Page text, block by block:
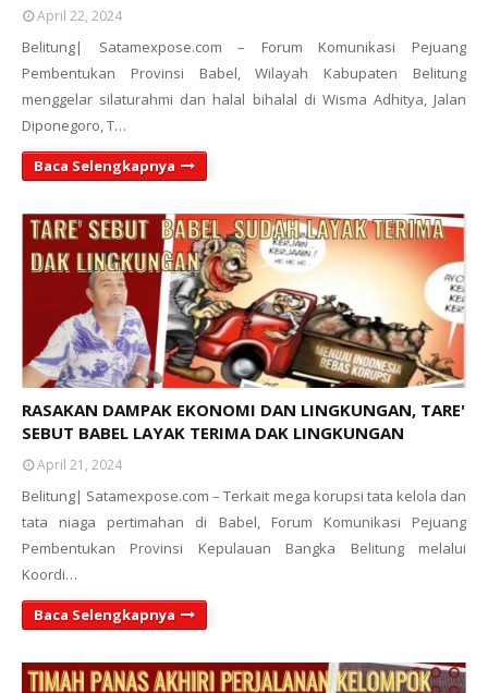
April 22, 2024
Belitung| Satamexpose.com – Forum Komunikasi Pejuang
Pembentukan Provinsi Babel, Wilayah Kabupaten Belitung
menggelar silaturahmi dan halal bihalal di Wisma Adhitya, Jalan
Diponegoro, T…
Baca Selengkapnya
RASAKAN DAMPAK EKONOMI DAN LINGKUNGAN, TARE'
SEBUT BABEL LAYAK TERIMA DAK LINGKUNGAN
April 21, 2024
Belitung| Satamexpose.com – Terkait mega korupsi tata kelola dan
tata niaga pertimahan di Babel, Forum Komunikasi Pejuang
Pembentukan Provinsi Kepulauan Bangka Belitung melalui
Koordi…
Baca Selengkapnya